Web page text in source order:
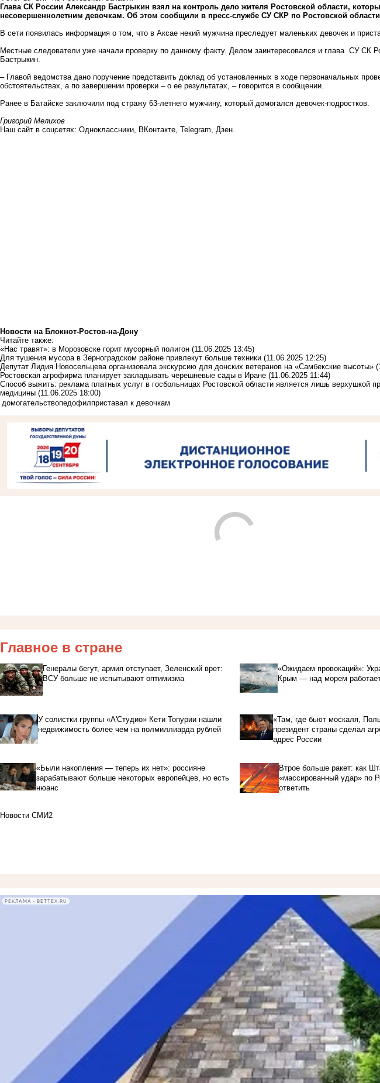
Глава СК России Александр Бастрыкин взял на контроль дело жителя Ростовской области,
несовершеннолетним девочкам. Об этом сообщили в пресс-службе СУ СКР по Ростовской
В сети появилась информация о том, что в Аксае некий мужчина преследует маленьких девочек и
Местные следователи уже начали проверку по данному факту. Делом заинтересовался и глава СУ СК
Бастрыкин.
– Главой ведомства дано поручение представить доклад об установленных в ходе первоначальных
обстоятельствах, а по завершении проверки – о ее результатах, – говорится в сообщении.
Ранее в Батайске заключили под стражу 63-летнего мужчину, который домогался девочек-подростков.
Григорий Мелихов
Наш сайт в соцсетях: Одноклассники ВКонтакте Telegram Дзен
Новости на Блoкнoт-Ростов-на-Дону
Читайте также:
«Нас травят»: в Морозовске горит мусорный полигон (11.06.2025 13:45)
Для тушения мусора в Зерноградском районе привлекут больше техники (11.06.2025 12:25)
Депутат Лидия Новосельцева организовала экскурсию для донских ветеранов на «Самбекские высоты»
Ростовская агрофирма планирует закладывать черешневые сады в Иране (11.06.2025 11:44)
Способ выжить: реклама платных услуг в госбольницах Ростовской области является лишь верхушкой
медицины (11.06.2025 18:00)
домогательствопедофилприставал к девочкам
Главное в стране
Генералы бегут, армия отступает, Зеленский врет:
ВСУ больше не испытывают оптимизма
«Ожидаем провокаций»:
Крым — над морем
У солистки группы «А'Студио» Кети Топурии нашли
недвижимость более чем на полмиллиарда рублей
«Там, где бьют москаля,
президент страны сделал
адрес России
«Были накопления — теперь их нет»: россияне
зарабатывают больше некоторых европейцев, но есть
нюанс
Втрое больше ракет: как
«массированный удар» по
ответить
Новости СМИ2
РЕКЛАМА • BETTEX.RU